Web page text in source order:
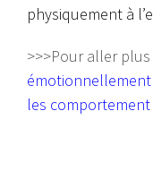
physiquement à
>>>Pour aller
émotionnellement
les